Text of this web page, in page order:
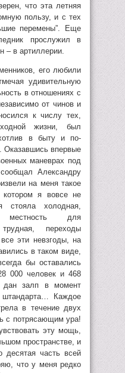
что эта летняя
пользу, и с тех
перемены”. Еще
прослужил в
– в артиллерии.
его любили
удивительную
в отношениях с
от чинов и
к числу тех,
жизни, был
в быту и по-
впервые
маневрах под
Александру
на меня такое
котором я вовсе не
холодная,
местность для
переходы
эти невзгоды, на
в таком виде,
бы оставались
000 человек и 468
дан залп в момент
штандарта… Каждое
в течение двух
с потрясающим ура!
эту мощь,
пространстве, и
десятая часть всей
что у меня редко